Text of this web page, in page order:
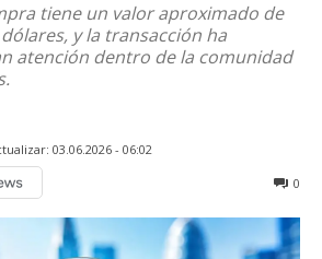
tiene un valor aproximado de
y la transacción ha
atención dentro de la comunidad
03.06.2026 - 06:02
0